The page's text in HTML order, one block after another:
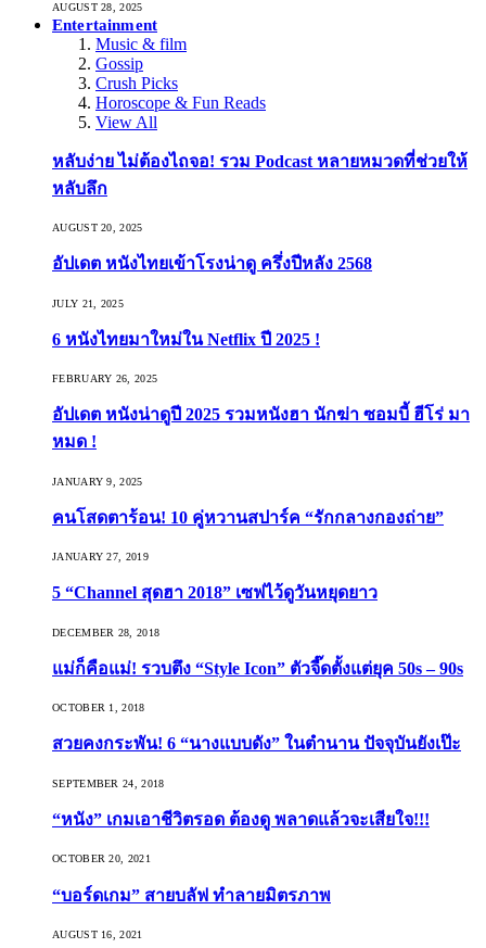
AUGUST 28, 2025
Entertainment
Music & film
Gossip
Crush Picks
Horoscope & Fun Reads
View All
หลับง่าย ไม่ต้องไถจอ! รวม Podcast หลายหมวดที่ช่วยให้
หลับลึก
AUGUST 20, 2025
อัปเดต หนังไทยเข้าโรงน่าดู ครึ่งปีหลัง 2568
JULY 21, 2025
6 หนังไทยมาใหม่ใน Netflix ปี 2025 !
FEBRUARY 26, 2025
อัปเดต หนังน่าดูปี 2025 รวมหนังฮา นักฆ่า ซอมบี้ ฮีโร่ มา
หมด !
JANUARY 9, 2025
คนโสดตาร้อน! 10 คู่หวานสปาร์ค “รักกลางกองถ่าย”
JANUARY 27, 2019
5 “Channel สุดฮา 2018” เซฟไว้ดูวันหยุดยาว
DECEMBER 28, 2018
แม่ก็คือแม่! รวบตึง “Style Icon” ตัวจี๊ดตั้งแต่ยุค 50s – 90s
OCTOBER 1, 2018
สวยคงกระพัน! 6 “นางแบบดัง” ในตำนาน ปัจจุบันยังเป๊ะ
SEPTEMBER 24, 2018
“หนัง” เกมเอาชีวิตรอด ต้องดู พลาดแล้วจะเสียใจ!!!
OCTOBER 20, 2021
“บอร์ดเกม” สายบลัฟ ทำลายมิตรภาพ
AUGUST 16, 2021